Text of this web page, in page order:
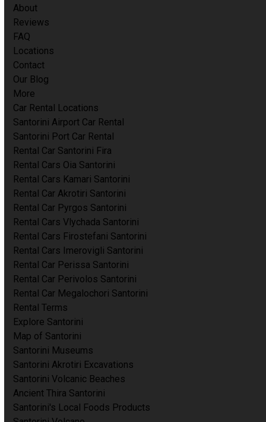
About
Reviews
FAQ
Locations
Contact
Our Blog
More
Car Rental Locations
Santorini Airport Car Rental
Santorini Port Car Rental
Rental Car Santorini Fira
Rental Cars Oia Santorini
Rental Cars Kamari Santorini
Rental Car Akrotiri Santorini
Rental Car Pyrgos Santorini
Rental Cars Vlychada Santorini
Rental Cars Firostefani Santorini
Rental Cars Imerovigli Santorini
Rental Car Perissa Santorini
Rental Car Perivolos Santorini
Rental Car Megalochori Santorini
Rental Terms
Explore Santorini
Map of Santorini
Santorini Museums
Santorini Akrotiri Excavations
Santorini Volcanic Beaches
Ancient Thira Santorini
Santorini's Local Foods Products